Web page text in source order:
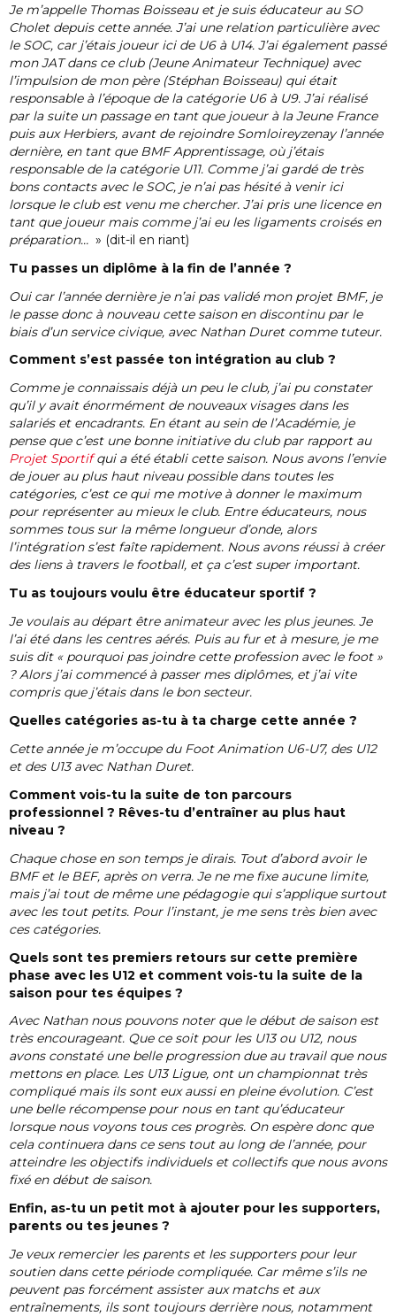
Je m’appelle Thomas Boisseau et je suis éducateur au SO
Cholet depuis cette année. J’ai une relation particulière avec
le SOC, car j’étais joueur ici de U6 à U14. J’ai également passé
mon JAT dans ce club (Jeune Animateur Technique) avec
l’impulsion de mon père (Stéphan Boisseau) qui était
responsable à l’époque de la catégorie U6 à U9. J’ai réalisé
par la suite un passage en tant que joueur à la Jeune France
puis aux Herbiers, avant de rejoindre Somloireyzenay l’année
dernière, en tant que BMF Apprentissage, où j’étais
responsable de la catégorie U11. Comme j’ai gardé de très
bons contacts avec le SOC, je n’ai pas hésité à venir ici
lorsque le club est venu me chercher. J’ai pris une licence en
tant que joueur mais comme j’ai eu les ligaments croisés en
préparation… » (dit-il en riant)
Tu passes un diplôme à la fin de l’année ?
Oui car l’année dernière je n’ai pas validé mon projet BMF, je
le passe donc à nouveau cette saison en discontinu par le
biais d’un service civique, avec Nathan Duret comme tuteur.
Comment s’est passée ton intégration au club ?
Comme je connaissais déjà un peu le club, j’ai pu constater
qu’il y avait énormément de nouveaux visages dans les
salariés et encadrants. En étant au sein de l’Académie, je
pense que c’est une bonne initiative du club par rapport au
Projet Sportifqui a été établi cette saison. Nous avons l’envie
de jouer au plus haut niveau possible dans toutes les
catégories, c’est ce qui me motive à donner le maximum
pour représenter au mieux le club. Entre éducateurs, nous
sommes tous sur la même longueur d’onde, alors
l’intégration s’est faîte rapidement. Nous avons réussi à créer
des liens à travers le football, et ça c’est super important.
Tu as toujours voulu être éducateur sportif ?
Je voulais au départ être animateur avec les plus jeunes. Je
l’ai été dans les centres aérés. Puis au fur et à mesure, je me
suis dit « pourquoi pas joindre cette profession avec le foot »
? Alors j’ai commencé à passer mes diplômes, et j’ai vite
compris que j’étais dans le bon secteur.
Quelles catégories as-tu à ta charge cette année ?
Cette année je m’occupe du Foot Animation U6-U7, des U12
et des U13 avec Nathan Duret.
Comment vois-tu la suite de ton parcours
professionnel ? Rêves-tu d’entraîner au plus haut
niveau ?
Chaque chose en son temps je dirais. Tout d’abord avoir le
BMF et le BEF, après on verra. Je ne me fixe aucune limite,
mais j’ai tout de même une pédagogie qui s’applique surtout
avec les tout petits. Pour l’instant, je me sens très bien avec
ces catégories.
Quels sont tes premiers retours sur cette première
phase avec les U12 et comment vois-tu la suite de la
saison pour tes équipes ?
Avec Nathan nous pouvons noter que le début de saison est
très encourageant. Que ce soit pour les U13 ou U12, nous
avons constaté une belle progression due au travail que nous
mettons en place. Les U13 Ligue, ont un championnat très
compliqué mais ils sont eux aussi en pleine évolution. C’est
une belle récompense pour nous en tant qu’éducateur
lorsque nous voyons tous ces progrès. On espère donc que
cela continuera dans ce sens tout au long de l’année, pour
atteindre les objectifs individuels et collectifs que nous avons
fixé en début de saison.
Enfin, as-tu un petit mot à ajouter pour les supporters,
parents ou tes jeunes ?
Je veux remercier les parents et les supporters pour leur
soutien dans cette période compliquée. Car même s’ils ne
peuvent pas forcément assister aux matchs et aux
entraînements, ils sont toujours derrière nous, notamment